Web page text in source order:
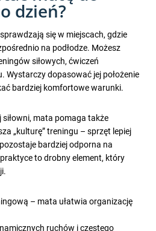
dzień?
się w miejscach, gdzie
na podłodze. Możesz
siłowych, ćwiczeń
Wystarczy dopasować jej położenie
bardziej komfortowe warunki.
mata pomaga także
„kulturę” treningu – sprzęt lepiej
bardziej odporna na
to drobny element, który
– mata ułatwia organizację
ruchów i częstego